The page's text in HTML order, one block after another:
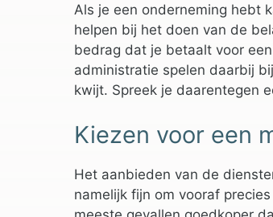
Als je een onderneming hebt
helpen bij het doen van de
bedrag dat je betaalt voor
administratie spelen daarbij
kwijt. Spreek je daarentegen
Kiezen voor een
Het aanbieden van de
namelijk fijn om vooraf